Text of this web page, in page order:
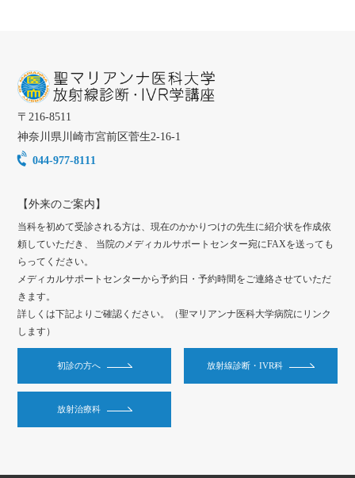
〒 216-8511
神奈川県 川崎市宮前区菅生2-16-1
044-977-8111
【外来のご案内】
当科を初めて受診される方は、現在のかかりつけの先生に紹介状を作成依
頼していただき、 当院のメディカルサポートセンター宛にFAXを送っても
らってください。
メディカルサポートセンターから予約日・予約時間をご連絡させていただ
きます。
詳しくは下記よりご確認ください。（聖マリアンナ医科大学病院にリンク
します）
初診の方へ 放射線診断・IVR科
放射治療科